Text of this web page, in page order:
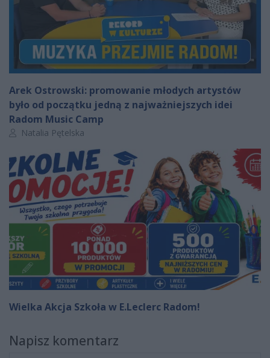
Arek Ostrowski: promowanie młodych artystów
było od początku jedną z najważniejszych idei
Radom Music Camp
Autor artykułu:
Natalia Pętelska
Wielka Akcja Szkoła w E.Leclerc Radom!
Napisz komentarz